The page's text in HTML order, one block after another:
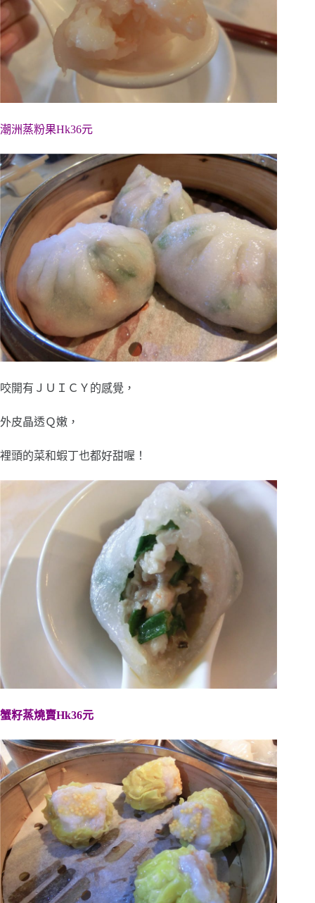
潮洲蒸粉果Hk36元
咬開有ＪＵＩＣＹ的感覺，
外皮晶透Ｑ嫩，
裡頭的菜和蝦丁也都好甜喔！
蟹籽蒸燒賣Hk36元